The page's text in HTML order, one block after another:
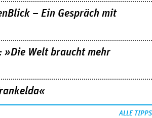
– Ein Gespräch mit
»Die Welt braucht mehr
ALLE TIPPS